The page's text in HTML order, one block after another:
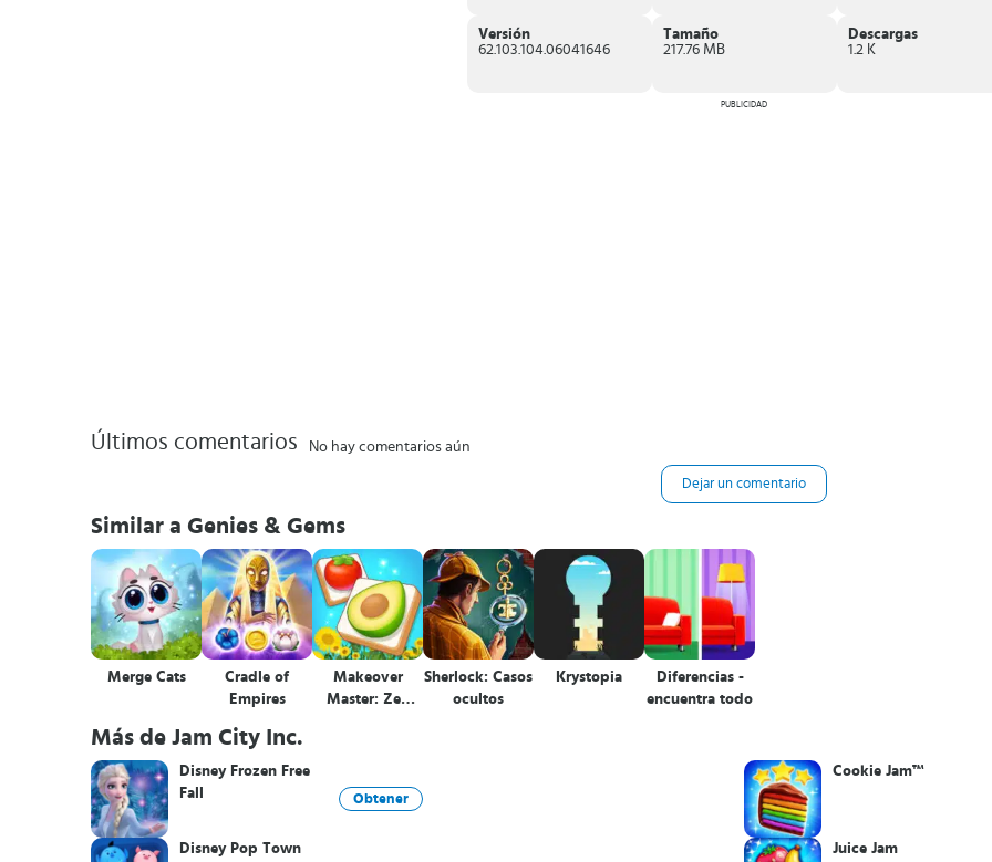
Versión
62.103.104.06041646
Tamaño
217.76 MB
Descargas
1.2 K
PUBLICIDAD
Últimos comentarios No hay comentarios aún
Dejar un comentario
Similar a Genies & Gems
Merge Cats
Cradle of
Empires
Makeover
Master: Zen
Sherlock: Casos
ocultos
Krystopia
Diferencias -
encuentra todo
Más de Jam City Inc.
Disney Frozen Free
Fall
Obtener
Disney Pop Town
Cookie Jam™
Juice Jam